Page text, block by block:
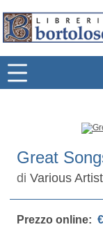
Great
diVarious
Prezzo online: